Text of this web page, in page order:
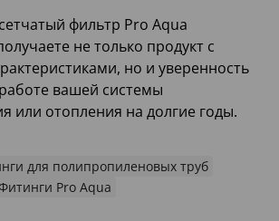
фильтр Pro Aqua
не только продукт с
но и уверенность
вашей системы
или отопления на долгие годы.
для полипропиленовых труб
Pro Aqua